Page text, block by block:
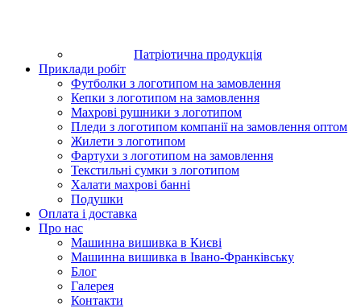
Патріотична продукція
Приклади робіт
Футболки з логотипом на замовлення
Кепки з логотипом на замовлення
Махрові рушники з логотипом
Пледи з логотипом компанії на замовлення оптом
Жилети з логотипом
Фартухи з логотипом на замовлення
Текстильні сумки з логотипом
Халати махрові банні
Подушки
Оплата і доставка
Про нас
Машинна вишивка в Києві
Машинна вишивка в Івано-Франківську
Блог
Галерея
Контакти